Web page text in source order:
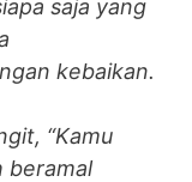
saja yang
kebaikan.
“Kamu
beramal